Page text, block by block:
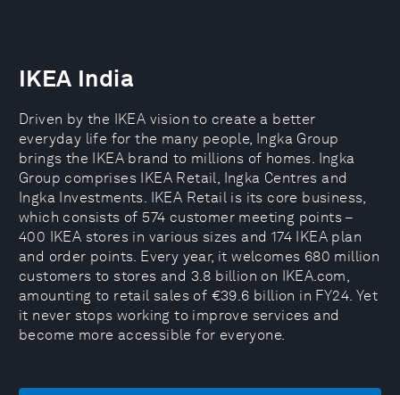
IKEA India
Driven by the IKEA vision to create a better
everyday life for the many people, Ingka Group
brings the IKEA brand to millions of homes. Ingka
Group comprises IKEA Retail, Ingka Centres and
Ingka Investments. IKEA Retail is its core business,
which consists of 574 customer meeting points –
400 IKEA stores in various sizes and 174 IKEA plan
and order points. Every year, it welcomes 680 million
customers to stores and 3.8 billion on IKEA.com,
amounting to retail sales of €39.6 billion in FY24. Yet
it never stops working to improve services and
become more accessible for everyone.